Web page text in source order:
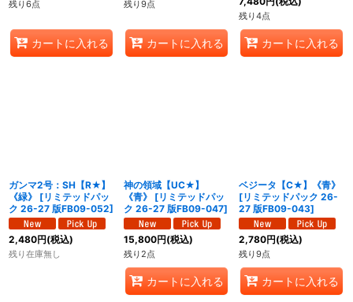
残り6点
カートに入れる
残り9点
カートに入れる
残り4点
カートに入れる
ガンマ2号：SH【R★】
《緑》
[リミテッドパッ
ク 26-27 版FB09-052]
2,480円(税込)
残り在庫無し
神の領域【UC★】
《青》
[リミテッドパッ
ク 26-27 版FB09-047]
15,800円(税込)
残り2点
カートに入れる
ベジータ【C★】《青》
[リミテッドパック 26-
27 版FB09-043]
2,780円(税込)
残り9点
カートに入れる